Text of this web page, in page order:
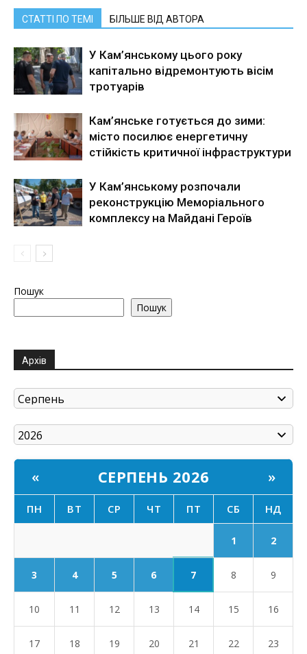
СТАТТІ ПО ТЕМІ БІЛЬШЕ ВІД АВТОРА
У Кам’янському цього року
капітально відремонтують вісім
тротуарів
Кам’янське готується до зими:
місто посилює енергетичну
стійкість критичної інфраструктури
У Кам’янському розпочали
реконструкцію Меморіального
комплексу на Майдані Героїв
Пошук
Пошук
Архів
« СЕРПЕНЬ 2026 »
ПН ВТ СР ЧТ ПТ СБ НД
1 2
3 4 5 6 7 8 9
10 11 12 13 14 15 16
17 18 19 20 21 22 23